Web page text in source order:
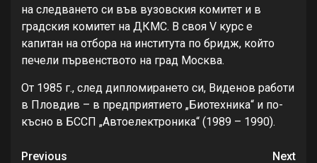
на следването си във вузовския комитет и в
градския комитет на ДКМС. В своя V курс е
капитан на отбора на института по бридж, който
печели първенството на град Москва.
От 1985 г., след дипломирането си, Виденов работи
в Пловдив – в предприятието „Биотехника“ и по-
късно в БССП „Автоелектроника“ (1989 – 1990).
Previous Next